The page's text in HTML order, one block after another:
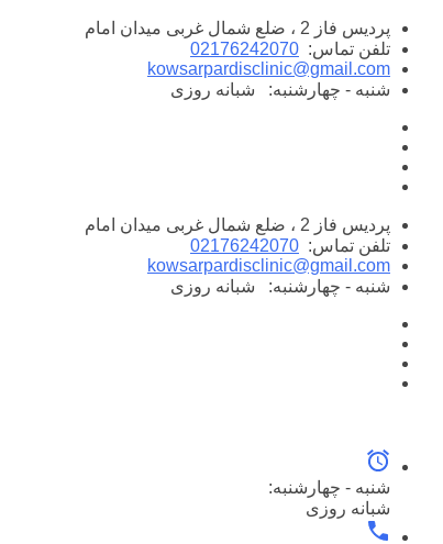
پرش
محتوا
پردیس فاز 2 ، ضلع شمال غربی میدان امام
تلفن تماس: 02176242070
kowsarpardisclinic@gmail.com
شنبه - چهارشنبه:
شبانه روزی
پردیس فاز 2 ، ضلع شمال غربی میدان امام
تلفن تماس: 02176242070
kowsarpardisclinic@gmail.com
شنبه - چهارشنبه:
شبانه روزی
شنبه - چهارشنبه:
شبانه روزی